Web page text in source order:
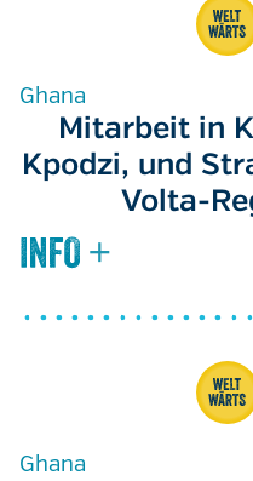
Ghana
Mitarbeit in
Kpodzi, und
Volta-
Ghana